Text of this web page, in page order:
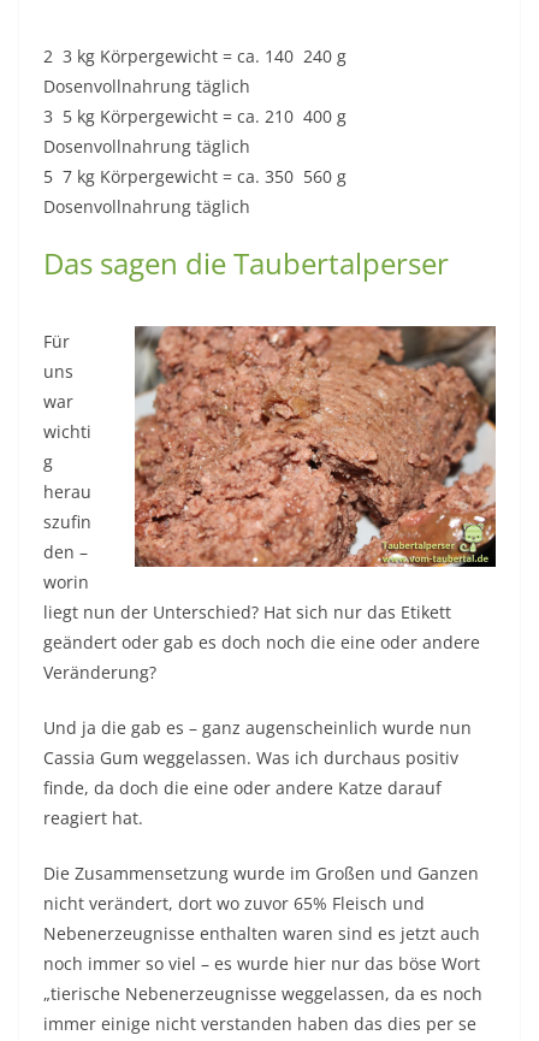
2  3 kg Körpergewicht = ca. 140  240 g
Dosenvollnahrung täglich
3  5 kg Körpergewicht = ca. 210  400 g
Dosenvollnahrung täglich
5  7 kg Körpergewicht = ca. 350  560 g
Dosenvollnahrung täglich
Das sagen die Taubertalperser
Für
uns
war
wichti
g
herau
szufin
den –
worin
liegt nun der Unterschied? Hat sich nur das Etikett
geändert oder gab es doch noch die eine oder andere
Veränderung?
Und ja die gab es – ganz augenscheinlich wurde nun
Cassia Gum weggelassen. Was ich durchaus positiv
finde, da doch die eine oder andere Katze darauf
reagiert hat.
Die Zusammensetzung wurde im Großen und Ganzen
nicht verändert, dort wo zuvor 65% Fleisch und
Nebenerzeugnisse enthalten waren sind es jetzt auch
noch immer so viel – es wurde hier nur das böse Wort
„tierische Nebenerzeugnisse weggelassen, da es noch
immer einige nicht verstanden haben das dies per se